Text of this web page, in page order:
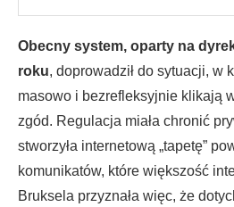
Obecny system, oparty na
roku, doprowadził do sytuacji, w
masowo i bezrefleksyjnie klikają
zgód. Regulacja miała chronić
stworzyła internetową „tapetę”
komunikatów, które większość
Bruksela przyznała więc, że